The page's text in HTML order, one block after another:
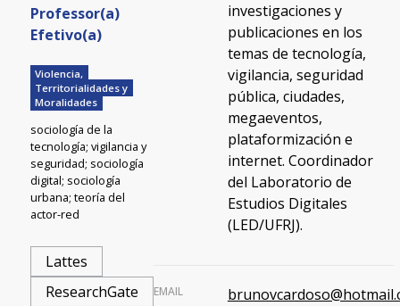
Professor(a)
Efetivo(a)
Violencia,
Territorialidades y
Moralidades
sociología de la
tecnología; vigilancia y
seguridad; sociología
digital; sociología
urbana; teoría del
actor-red
Lattes
ResearchGate
investigaciones y
publicaciones en los
temas de tecnología,
vigilancia, seguridad
pública, ciudades,
megaeventos,
plataformización e
internet. Coordinador
del Laboratorio de
Estudios Digitales
(LED/UFRJ).
EMAIL